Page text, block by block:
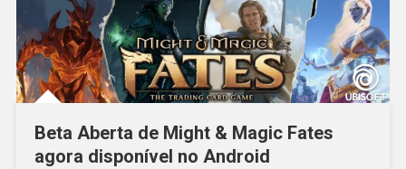
Beta Aberta de Might & Magic Fates
agora disponível no Android